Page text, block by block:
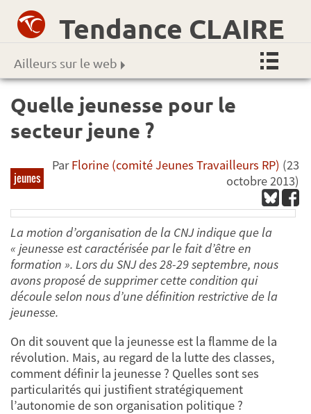
Tendance CLAIRE
Ailleurs sur le web
Quelle jeunesse pour le
secteur jeune ?
jeunes
ParFlorine (comité Jeunes Travailleurs RP) (23
octobre 2013)
La motion d’organisation de la CNJ indique que la
« jeunesse est caractérisée par le fait d’être en
formation ». Lors du SNJ des 28-29 septembre, nous
avons proposé de supprimer cette condition qui
découle selon nous d’une définition restrictive de la
jeunesse.
On dit souvent que la jeunesse est la flamme de la
révolution. Mais, au regard de la lutte des classes,
comment définir la jeunesse ? Quelles sont ses
particularités qui justifient stratégiquement
l’autonomie de son organisation politique ?